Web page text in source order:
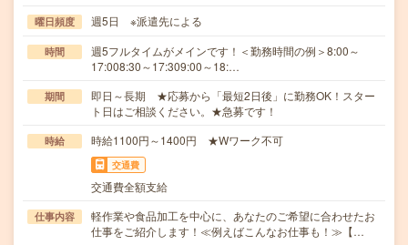
曜日頻度 週5日 ※派遣先による
時間
週5フルタイムがメインです！＜勤務時間の例＞8:00～
17:008:30～17:309:00～18:…
期間
即日～長期 ★応募から「最短2日後」に勤務OK！スター
ト日はご相談ください。★急募です！
時給 時給1100円～1400円 ★Wワーク不可
交通費
交通費全額支給
仕事内容
軽作業や食品加工を中心に、あなたのご希望に合わせたお
仕事をご紹介します！≪例えばこんなお仕事も！≫【…